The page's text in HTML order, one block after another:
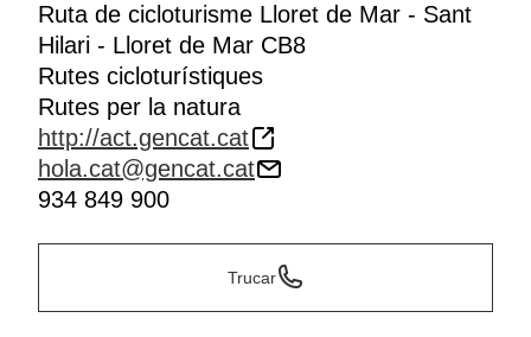
Ruta de cicloturisme Lloret de Mar - Sant
Hilari - Lloret de Mar CB8
Rutes cicloturístiques
Rutes per la natura
http://act.gencat.cat
hola.cat@gencat.cat
934 849 900
Trucar